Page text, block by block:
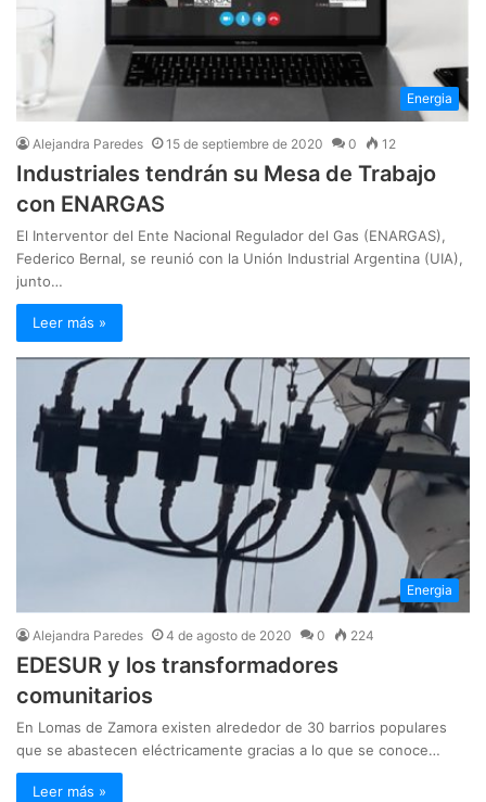
Energia
Alejandra Paredes 15 de septiembre de 2020 0 12
Industriales tendrán su Mesa de Trabajo
con ENARGAS
El Interventor del Ente Nacional Regulador del Gas (ENARGAS),
Federico Bernal, se reunió con la Unión Industrial Argentina (UIA),
junto…
Leer más »
Energia
Alejandra Paredes 4 de agosto de 2020 0 224
EDESUR y los transformadores
comunitarios
En Lomas de Zamora existen alrededor de 30 barrios populares
que se abastecen eléctricamente gracias a lo que se conoce…
Leer más »